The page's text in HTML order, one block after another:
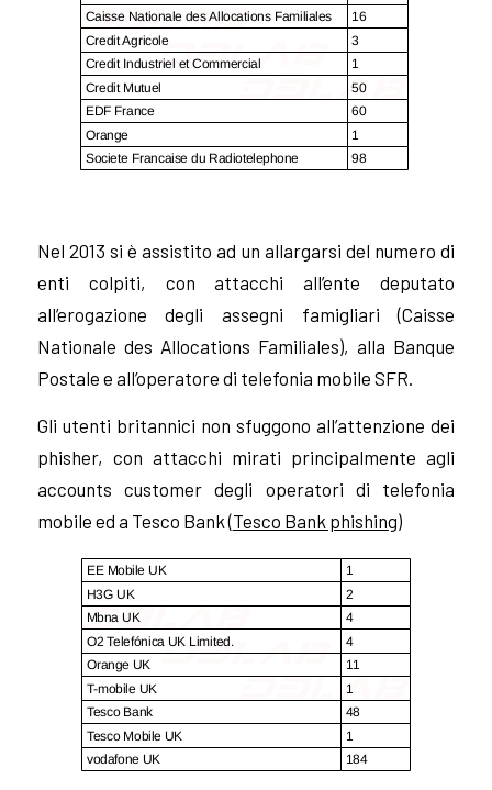
Nel 2013 si è assistito ad un allargarsi del numero di
enti colpiti, con attacchi all’ente deputato
all’erogazione degli assegni famigliari (Caisse
Nationale des Allocations Familiales), alla Banque
Postale e all’operatore di telefonia mobile SFR.
Gli utenti britannici non sfuggono all’attenzione dei
phisher, con attacchi mirati principalmente agli
accounts customer degli operatori di telefonia
mobile ed a Tesco Bank (Tesco Bank phishing)